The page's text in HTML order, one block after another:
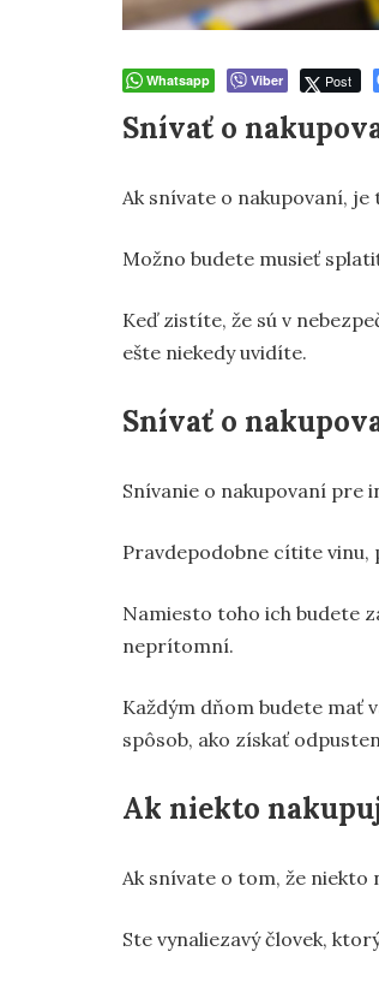
Whatsapp Viber Post
Snívať o
Ak snívate o nakupovaní,
Možno budete musieť
Keď zistíte, že sú v
ešte niekedy uvidíte.
Snívať o
Snívanie o nakupovaní pre
Pravdepodobne cítite vinu,
Namiesto toho ich budete
neprítomní.
Každým dňom budete mať
spôsob, ako získať
Ak niekto
Ak snívate o tom, že niekto
Ste vynaliezavý človek,